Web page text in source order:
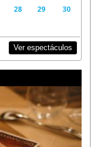
28 29
30
Ver espectáculos